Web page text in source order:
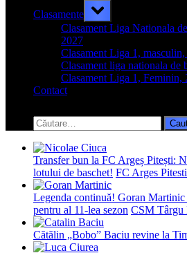
Clasamente
Toggle
sub-
menu
Clasament Liga Nationala
2027
Clasament Liga 1,
Clasament liga nationala de
Clasament Liga 1, Feminin,
Contact
search
form
Caută
după:
Transfer bun la FC Argeș Pitești:
lotului de baschet! FC Arges Pitesti
Legenda continuă! Goran
pentru al 11-lea sezon CSM Târgu
Cătălin „Bobo” Baciu revine la